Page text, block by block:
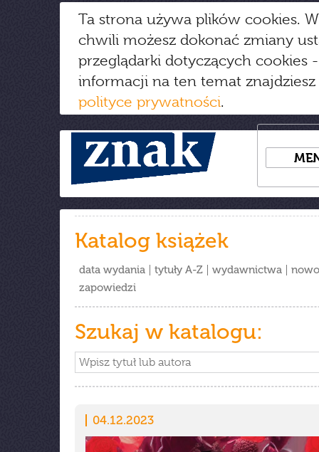
Ta strona używa plików cookies.
chwili możesz dokonać zmiany
przeglądarki dotyczących cookies
informacji na ten temat
polityce prywatności.
Katalog książek
data wydania tytuły A-Z wydawnictwa
zapowiedzi
Szukaj w katalogu:
04.12.2023